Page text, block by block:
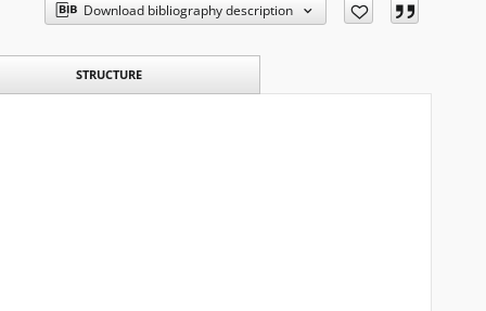
Download bibliography description
STRUCTURE